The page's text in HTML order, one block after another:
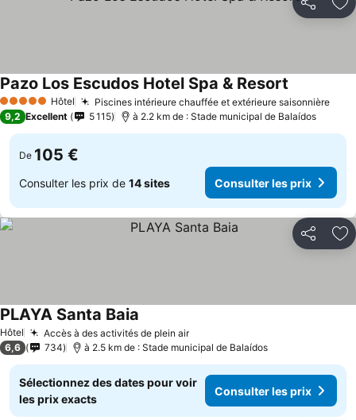
Partager
5 Étoiles Hôtel Piscines intérieure chauffée et extérieure saisonnière
Pazo Los Escudos Hotel Spa & Resort
9,2 Excellent 5 115 à 2.2 km de : Stade municipal de Balaídos
De 105 €
Consulter les prix de 14 sites Consulter les prix
Partager
Hôtel Accès à des activités de plein air
PLAYA Santa Baia
6,6 734 à 2.5 km de : Stade municipal de Balaídos
Sélectionnez des dates pour voir
les prix exacts
Consulter les prix